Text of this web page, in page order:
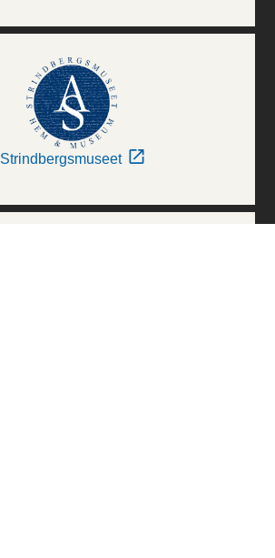
Strindbergsmuseet